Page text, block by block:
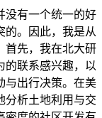
没有一个统一的好
的。因此，我是从
首先，我在北大研
的联系感兴趣，以
与出行决策。在美
分析土地利用与交